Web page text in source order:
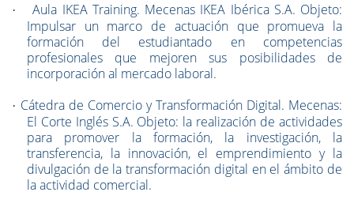
·
Aula IKEA Training. Mecenas IKEA Ibérica S.A. Objeto:
Impulsar un marco de actuación que promueva la
formación del estudiantado en competencias
profesionales que mejoren sus posibilidades de
incorporación al mercado laboral.
· Cátedra de Comercio y Transformación Digital. Mecenas:
El Corte Inglés S.A. Objeto: la realización de actividades
para promover la formación, la investigación, la
transferencia, la innovación, el emprendimiento y la
divulgación de la transformación digital en el ámbito de
la actividad comercial.